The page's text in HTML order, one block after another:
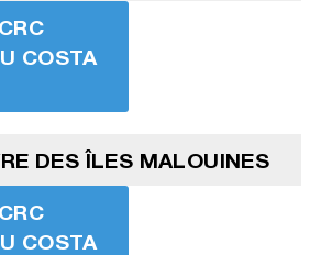
COSTA
DES ÎLES MALOUINES
COSTA